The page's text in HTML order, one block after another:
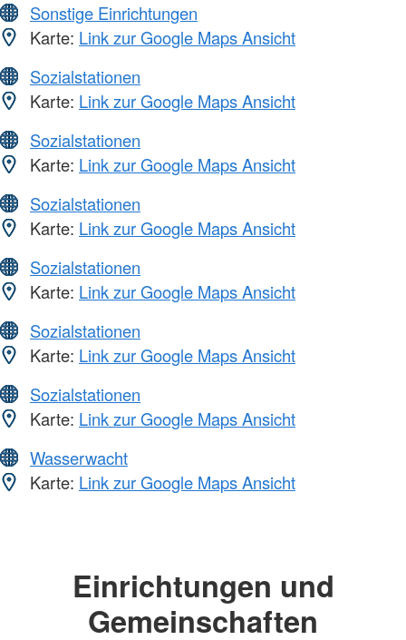
Sonstige Einrichtungen
Karte: Link zur Google Maps Ansicht
Sozialstationen
Karte: Link zur Google Maps Ansicht
Sozialstationen
Karte: Link zur Google Maps Ansicht
Sozialstationen
Karte: Link zur Google Maps Ansicht
Sozialstationen
Karte: Link zur Google Maps Ansicht
Sozialstationen
Karte: Link zur Google Maps Ansicht
Sozialstationen
Karte: Link zur Google Maps Ansicht
Wasserwacht
Karte: Link zur Google Maps Ansicht
Einrichtungen und
Gemeinschaften